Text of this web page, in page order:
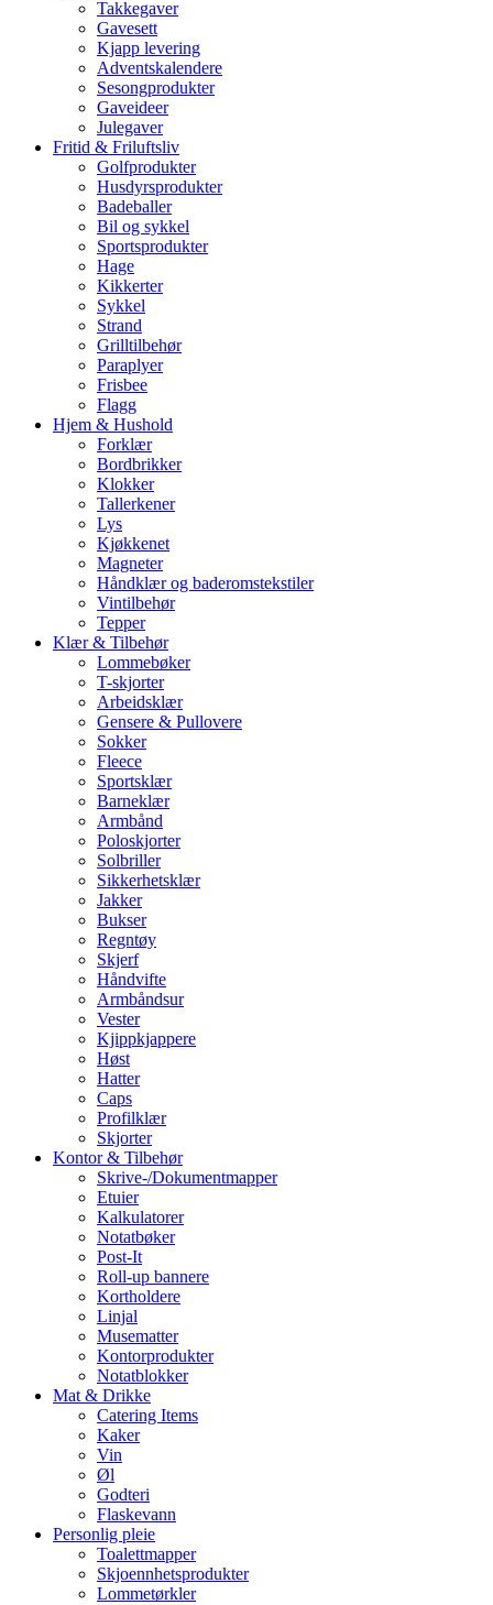
Takkegaver
Gavesett
Kjapp levering
Adventskalendere
Sesongprodukter
Gaveideer
Julegaver
Fritid & Friluftsliv
Golfprodukter
Husdyrsprodukter
Badeballer
Bil og sykkel
Sportsprodukter
Hage
Kikkerter
Sykkel
Strand
Grilltilbehør
Paraplyer
Frisbee
Flagg
Hjem & Hushold
Forklær
Bordbrikker
Klokker
Tallerkener
Lys
Kjøkkenet
Magneter
Håndklær og baderomstekstiler
Vintilbehør
Tepper
Klær & Tilbehør
Lommebøker
T-skjorter
Arbeidsklær
Gensere & Pullovere
Sokker
Fleece
Sportsklær
Barneklær
Armbånd
Poloskjorter
Solbriller
Sikkerhetsklær
Jakker
Bukser
Regntøy
Skjerf
Håndvifte
Armbåndsur
Vester
Kjippkjappere
Høst
Hatter
Caps
Profilklær
Skjorter
Kontor & Tilbehør
Skrive-/Dokumentmapper
Etuier
Kalkulatorer
Notatbøker
Post-It
Roll-up bannere
Kortholdere
Linjal
Musematter
Kontorprodukter
Notatblokker
Mat & Drikke
Catering Items
Kaker
Vin
Øl
Godteri
Flaskevann
Personlig pleie
Toalettmapper
Skjoennhetsprodukter
Lommetørkler